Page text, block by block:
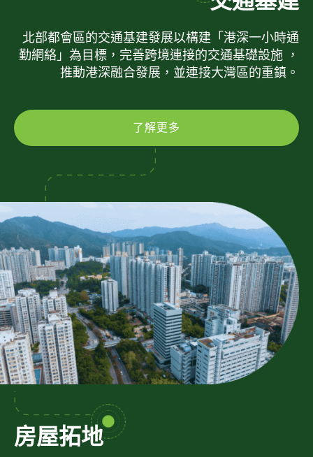
北部都會區的交通基建發展以構建「港深一小時通
勤網絡」為目標，完善跨境連接的交通基礎設施 ，
推動港深融合發展，並連接大灣區的重鎮。
了解更多
房屋拓地